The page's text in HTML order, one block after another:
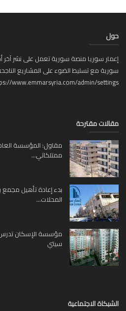
سوريا منصة سورية تعمل على نشر آخر أخبار
مع تسليط الضوء على المشاريع الناجحة
https://www.emmarsyria.com/admin/
مقترحة
مقاول: المؤسسة العامة
ممتلكاتي...
بدء إعادة تأهيل مجمع
المحلات...
مؤسسة الإسكان تدرس تنفيذ
سيتي
الاجتماعية